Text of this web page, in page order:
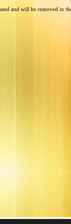
and will be removed in